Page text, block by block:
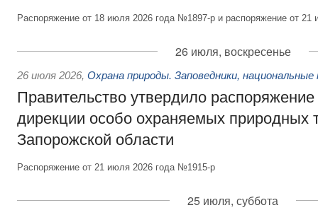
Распоряжение от 18 июля 2026 года №1897-р и распоряжение от
26 июля, воскресенье
26 июля 2026, Охрана природы. Заповедники, национальные
Правительство утвердило
дирекции особо охраняемых природных
Запорожской области
Распоряжение от 21 июля 2026 года №1915-р
25 июля, суббота